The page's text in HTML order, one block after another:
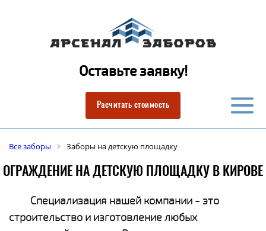
Оставьте заявку!
Расчитать стоимость
Все заборы Заборы на детскую площадку
ОГРАЖДЕНИЕ НА ДЕТСКУЮ ПЛОЩАДКУ В КИРОВЕ
Специализация нашей компании - это
строительство и изготовление любых